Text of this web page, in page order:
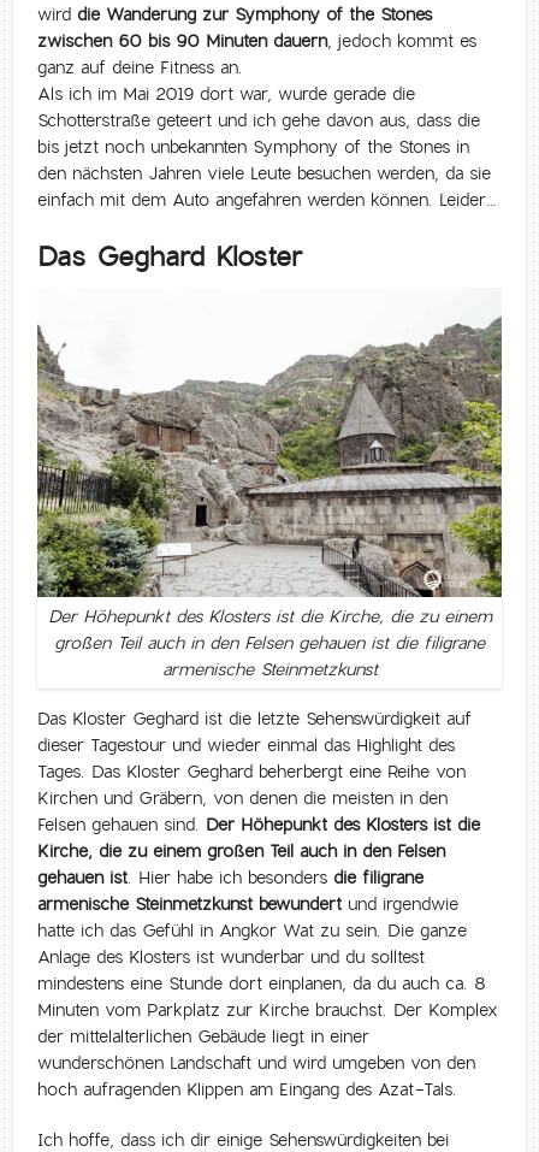
wirddie Wanderung zur Symphony of the Stones
zwischen 60 bis 90 Minuten dauern, jedoch kommt es
ganz auf deine Fitness an.
Als ich im Mai 2019 dort war, wurde gerade die
Schotterstraße geteert und ich gehe davon aus, dass die
bis jetzt noch unbekannten Symphony of the Stones in
den nächsten Jahren viele Leute besuchen werden, da sie
einfach mit dem Auto angefahren werden können. Leider…
Das Geghard Kloster
Der Höhepunkt des Klosters ist die Kirche, die zu einem
großen Teil auch in den Felsen gehauen ist die filigrane
armenische Steinmetzkunst
Das Kloster Geghard ist die letzte Sehenswürdigkeit auf
dieser Tagestour und wieder einmal das Highlight des
Tages. Das Kloster Geghard beherbergt eine Reihe von
Kirchen und Gräbern, von denen die meisten in den
Felsen gehauen sind. Der Höhepunkt des Klosters ist die
Kirche, die zu einem großen Teil auch in den Felsen
gehauen ist. Hier habe ich besondersdie filigrane
armenische Steinmetzkunst bewundert und irgendwie
hatte ich das Gefühl in Angkor Wat zu sein. Die ganze
Anlage des Klosters ist wunderbar und du solltest
mindestens eine Stunde dort einplanen, da du auch ca. 8
Minuten vom Parkplatz zur Kirche brauchst. Der Komplex
der mittelalterlichen Gebäude liegt in einer
wunderschönen Landschaft und wird umgeben von den
hoch aufragenden Klippen am Eingang des Azat-Tals.
Ich hoffe, dass ich dir einige Sehenswürdigkeiten bei